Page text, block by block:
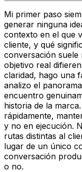
Mi primer paso
generar ninguna
contexto en el que
cliente, y qué
conversación
objetivo real
claridad, hago una
analizo el
encuentro
historia de la
rápidamente,
y no en ejecución.
rutas distintas al
lugar de un único
conversación
o no.